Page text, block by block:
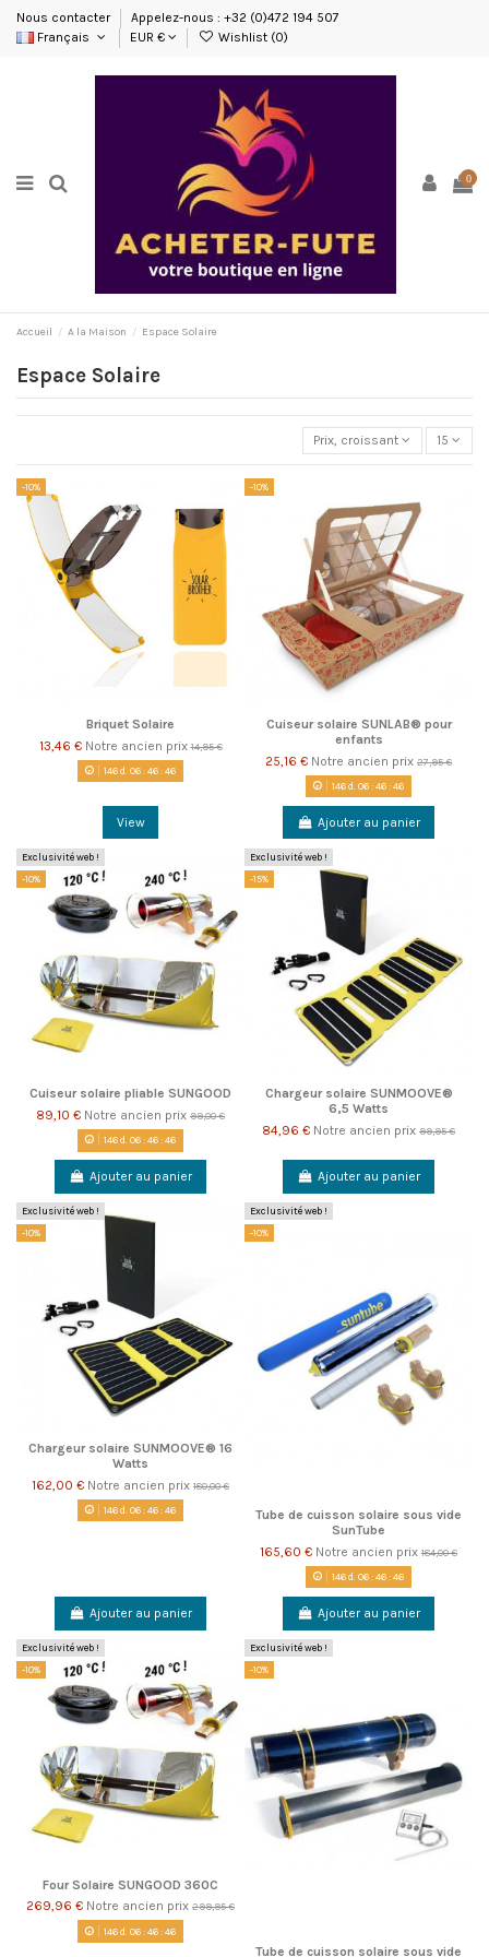
Nous contacter
Appelez-nous : +32 (0)472 194 507
Français
EUR € Wishlist (0)
0
Accueil A la Maison Espace Solaire
Espace Solaire
Prix, croissant 15
-10%
Briquet Solaire
13,46 € Notre ancien prix14,95 €
146d. 06:46:46
View
-10%
Cuiseur solaire SUNLAB® pour
enfants
25,16 € Notre ancien prix 27,95 €
146d. 06:46:46
Ajouter au panier
Exclusivité web !
-10%
Cuiseur solaire pliable SUNGOOD
89,10 € Notre ancien prix 99,00 €
146d.06:46:46
Ajouter au panier
Exclusivité web !
-15%
Chargeur solaire SUNMOOVE®
6,5 Watts
84,96 € Notre ancien prix 99,95 €
Ajouter au panier
Exclusivité web !
-10%
Chargeur solaire SUNMOOVE® 16
Watts
162,00 € Notre ancien prix 180,00 €
146d. 06:46:46
Ajouter au panier
Exclusivité web !
-10%
Tube de cuisson solaire sous vide
SunTube
165,60 € Notre ancien prix 184,00 €
146d. 06:46:46
Ajouter au panier
Exclusivité web !
-10%
Four Solaire SUNGOOD 360C
269,96 € Notre ancien prix 299,95 €
146d. 06:46:46
Exclusivité web !
-10%
Tube de cuisson solaire sous vide